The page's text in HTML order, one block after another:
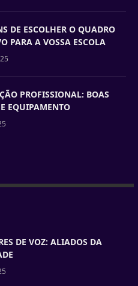
DE ESCOLHER O QUADRO
PARA A VOSSA ESCOLA
PROFISSIONAL: BOAS
EQUIPAMENTO
DE VOZ: ALIADOS DA